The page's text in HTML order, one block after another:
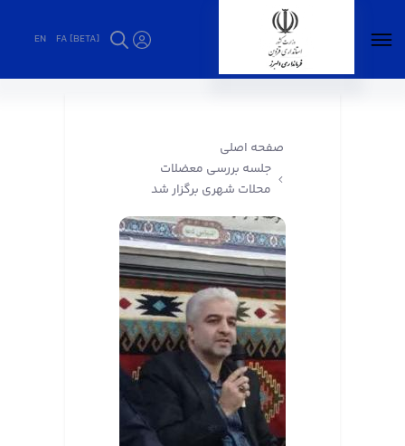
FA [BETA]
EN
صفحه اصلی
جلسه بررسی معضلات
محلات شهری برگزار شد